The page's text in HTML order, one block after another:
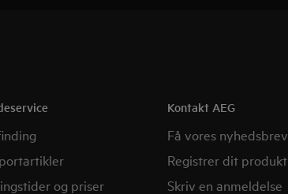
og priser
Kontakt AEG
Få vores nyhedsbrev
Registrer dit produkt
Skriv en anmeldelse